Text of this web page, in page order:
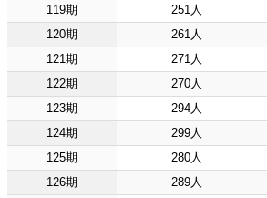
119期
251人
120期
261人
121期
271人
122期
270人
123期
294人
124期
299人
125期
280人
126期
289人